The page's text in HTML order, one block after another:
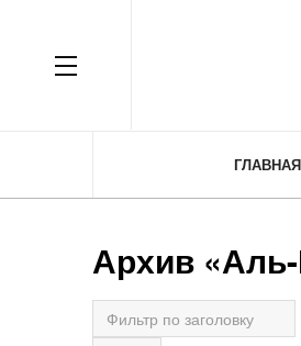
OFF CANVAS
ГЛАВНАЯ
Архив
Фильтр
по